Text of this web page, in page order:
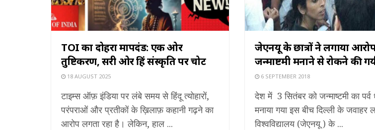
TOI का दोहरा मापदंड: एक ओर
तुष्टिकरण, दूसरी ओर हिंदू संस्कृति पर चोट
18 AUGUST 2025
टाइम्स ऑफ़ इंडिया पर लंबे समय से हिंदू त्योहारों,
परंपराओं और प्रतीकों के ख़िलाफ़ कहानी गढ़ने का
आरोप लगता रहा है। लेकिन, हाल ...
जेएनयू के छात्रों ने लगाया
जन्माष्टमी मनाने से रोकने की
6 SEPTEMBER 2018
देश में 3 सितंबर को जन्माष्टमी का
मनाया गया इस बीच दिल्ली के जवाहर
विश्वविद्यालय (जेएनयू ) के ...